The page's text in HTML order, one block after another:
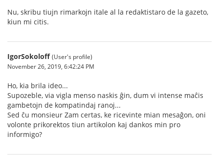
Nu, skribu tiujn rimarkojn itale al la redaktistaro de la gazeto,
kiun mi citis.
IgorSokoloff (User's profile)
November 26, 2019, 6:42:24 PM
Ho, kia brila ideo...
Supozeble, via vigla menso naskis ĝin, dum vi intense maĉis
gambetojn de kompatindaj ranoj...
Sed ĉu monsieur Zam certas, ke ricevinte mian mesaĝon, oni
volonte prikorektos tiun artikolon kaj dankos min pro
informigo?